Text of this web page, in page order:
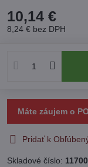
10,14 €
8,24 € bez DPH
Máte záujem o
Pridať k
Skladové číslo: